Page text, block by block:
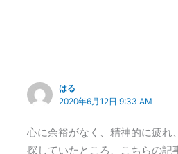
はる
2020年6月12日 9:33 AM
心に余裕がなく、精神的に疲れ
探していたところ、こちらの記